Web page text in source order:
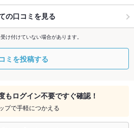
の口コミを見る
け付けていない場合があります。
ミを投稿する
もログイン不要ですぐ確認！
プで手軽につかえる